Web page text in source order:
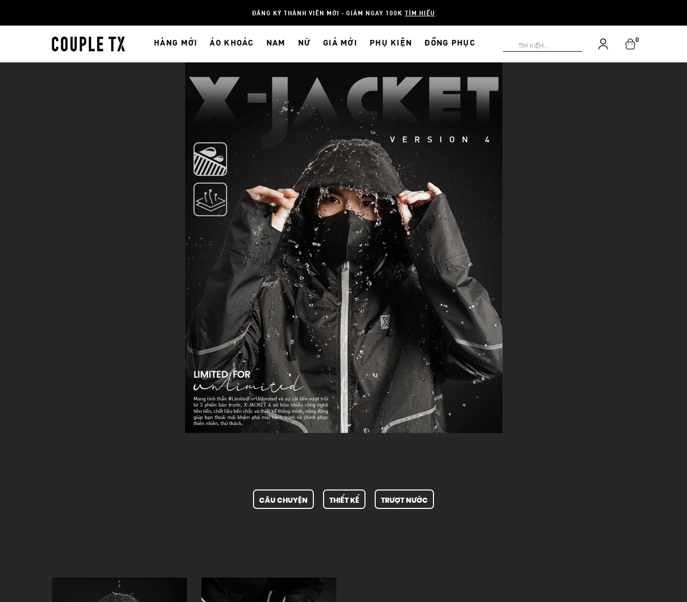
ĐĂNG KÝ THÀNH VIÊN MỚI - GIẢM NGAY 100K TÌM HIỂU
HÀNG MỚI ÁO KHOÁC NAM NỮ GIÁ MỚI PHỤ KIỆN ĐỒNG PHỤC 0
CÂU CHUYỆN THIẾT KẾ TRƯỢT NƯỚC